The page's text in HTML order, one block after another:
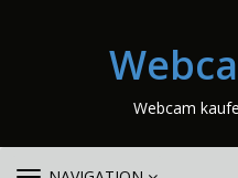
Webcam